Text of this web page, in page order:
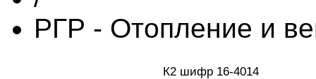
РГР - Отопление и
К2 шифр 16-4014